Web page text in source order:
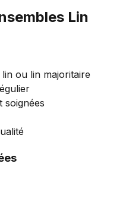
Lin
lin ou lin majoritaire
soignées